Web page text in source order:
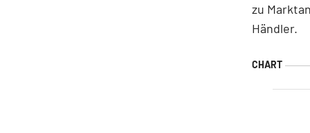
zu
Händler.